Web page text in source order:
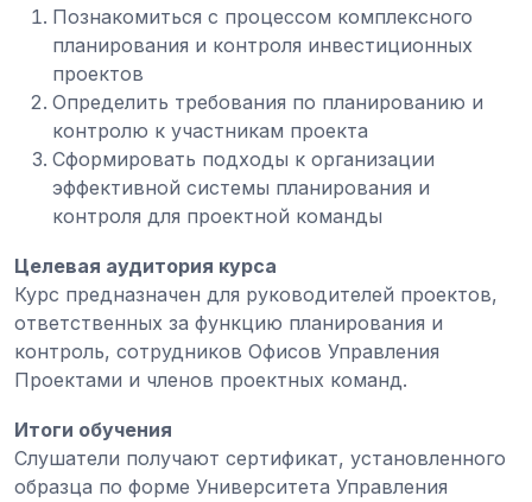
Познакомиться с процессом комплексного
планирования и контроля инвестиционных
проектов
Определить требования по планированию и
контролю к участникам проекта
Сформировать подходы к организации
эффективной системы планирования и
контроля для проектной команды
Целевая аудитория курса
Курс предназначен для руководителей проектов,
ответственных за функцию планирования и
контроль, сотрудников Офисов Управления
Проектами и членов проектных команд.
Итоги обучения
Слушатели получают сертификат, установленного
образца по форме Университета Управления